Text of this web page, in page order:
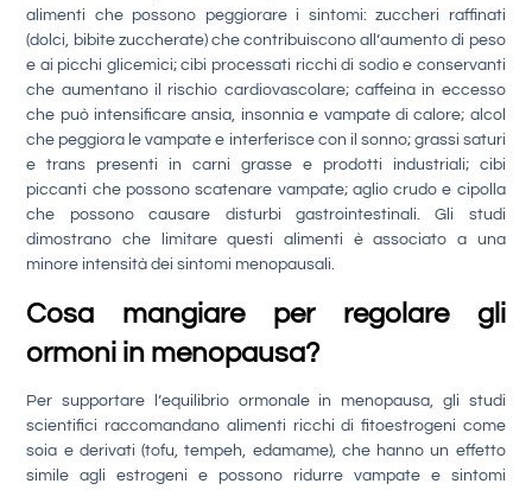
alimenti che possono peggiorare i sintomi: zuccheri raffinati
(dolci, bibite zuccherate) che contribuiscono all’aumento di peso
e ai picchi glicemici; cibi processati ricchi di sodio e conservanti
che aumentano il rischio cardiovascolare; caffeina in eccesso
che può intensificare ansia, insonnia e vampate di calore; alcol
che peggiora le vampate e interferisce con il sonno; grassi saturi
e trans presenti in carni grasse e prodotti industriali; cibi
piccanti che possono scatenare vampate; aglio crudo e cipolla
che possono causare disturbi gastrointestinali. Gli studi
dimostrano che limitare questi alimenti è associato a una
minore intensità dei sintomi menopausali.
Cosa mangiare per regolare gli
ormoni in menopausa?
Per supportare l’equilibrio ormonale in menopausa, gli studi
scientifici raccomandano alimenti ricchi di fitoestrogeni come
soia e derivati (tofu, tempeh, edamame), che hanno un effetto
simile agli estrogeni e possono ridurre vampate e sintomi